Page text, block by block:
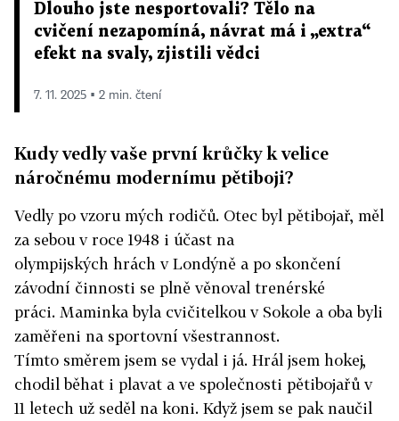
Dlouho jste nesportovali? Tělo na
cvičení nezapomíná, návrat má i „extra“
efekt na svaly, zjistili vědci
7. 11. 2025 ▪ 2 min. čtení
Kudy vedly vaše první krůčky k velice
náročnému modernímu pětiboji?
Vedly po vzoru mých rodičů. Otec byl pětibojař, měl
za sebou v roce 1948 i účast na
olympijských hrách v Londýně a po skončení
závodní činnosti se plně věnoval trenérské
práci. Maminka byla cvičitelkou v Sokole a oba byli
zaměřeni na sportovní všestrannost.
Tímto směrem jsem se vydal i já. Hrál jsem hokej,
chodil běhat i plavat a ve společnosti pětibojařů v
11 letech už seděl na koni. Když jsem se pak naučil